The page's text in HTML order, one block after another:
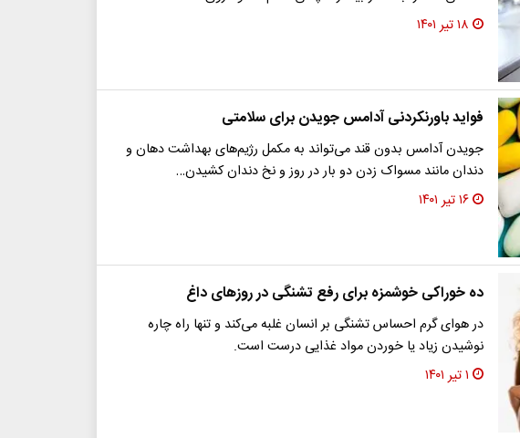
۱۸ تیر ۱۴۰۱
فواید باورنکردنی آدامس جویدن برای سلامتی
جویدن آدامس بدون قند می‌تواند به مکمل رژیم‌های بهداشت دهان و
دندان مانند مسواک زدن دو بار در روز و نخ دندان کشیدن…
۱۶ تیر ۱۴۰۱
ده خوراکی خوشمزه برای رفع تشنگی در روزهای داغ
در هوای گرم احساس تشنگی بر انسان غلبه می‌کند و تنها راه چاره
نوشیدن زیاد یا خوردن مواد غذایی درست است.
۱ تیر ۱۴۰۱